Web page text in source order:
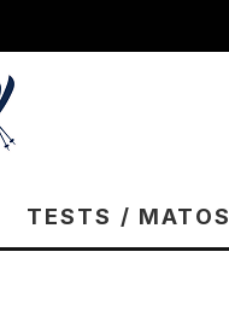
TESTS / MATOS